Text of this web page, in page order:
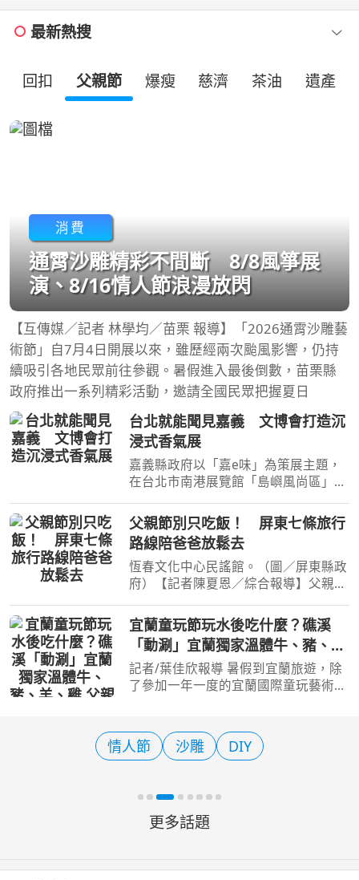
最新熱搜
回扣 父親節 爆瘦 慈濟 茶油 遺產
消費
通霄沙雕精彩不間斷 8/8風箏展
演、8/16情人節浪漫放閃
【互傳媒／記者 林學均／苗栗 報導】「2026通霄沙雕藝
術節」自7月4日開展以來，雖歷經兩次颱風影響，仍持
續吸引各地民眾前往參觀。暑假進入最後倒數，苗栗縣
政府推出一系列精彩活動，邀請全國民眾把握夏日
台北就能聞見嘉義 文博會打造沉
浸式香氣展
嘉義縣政府以「嘉e味」為策展主題，
在台北市南港展覽館「島嶼風尚區」打
區。（圖／嘉義縣政府）【記者陳夏恩
／綜合報導】2026臺灣文博會自8月6
日起在台北南港展覽館盛
父親節別只吃飯！ 屏東七條旅行
路線陪爸爸放鬆去
恆春文化中心民謠館。（圖／屏東縣政
府）【記者陳夏恩／綜合報導】父親節
式，把最珍貴的陪伴留給爸爸。屏東縣
政府今年特別規劃七大父親節主題遊
程，從城市藝文、客庄鐵
宜蘭童玩節玩水後吃什麼？礁溪
「動涮」宜蘭獨家溫體牛、豬、
羊、雞 父親節聚餐新選擇
記者/葉佳欣報導 暑假到宜蘭旅遊，除
了參加一年一度的宜蘭國際童玩藝術
「動涮溫體涮涮鍋」，主打宜蘭獨家一
次集結溫體牛、豬、羊及溫
情人節 沙雕 DIY
更多話題